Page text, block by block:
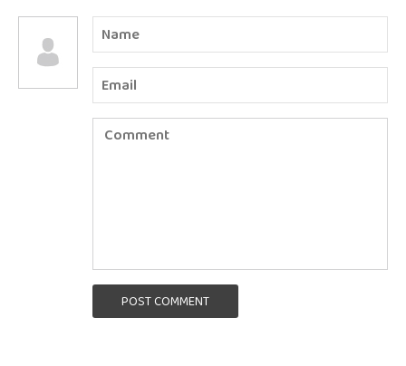
POST COMMENT